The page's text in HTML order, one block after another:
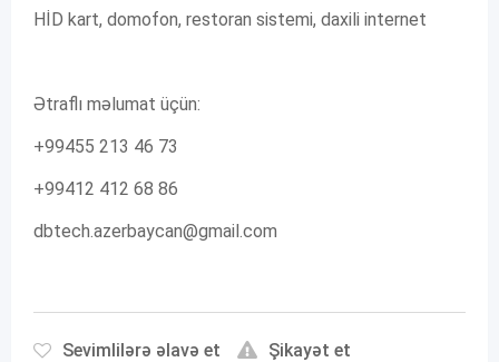
HİD kart, domofon, restoran sistemi, daxili internet
Ətraflı məlumat üçün:
+99455 213 46 73
+99412 412 68 86
dbtech.azerbaycan@gmail.com
Sevimlilərə əlavə et
Şikayət et